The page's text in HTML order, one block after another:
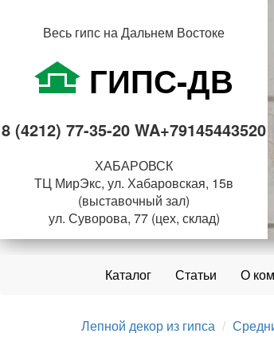
Весь гипс на Дальнем Востоке
ГИПС-ДВ
8 (4212) 77-35-20 WA+79145443520
ХАБАРОВСК
ТЦ МирЭкс, ул. Хабаровская, 15в
(выставочный зал)
ул. Суворова, 77 (цех, склад)
Каталог Статьи О
Лепной декор из гипса